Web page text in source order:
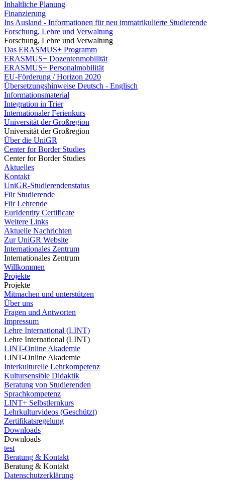
Inhaltliche Planung
Finanzierung
Ins Ausland - Informationen für neu immatrikulierte Studierende
Forschung, Lehre und Verwaltung
Forschung, Lehre und Verwaltung
Das ERASMUS+ Programm
ERASMUS+ Dozentenmobilität
ERASMUS+ Personalmobilität
EU-Förderung / Horizon 2020
Übersetzungshinweise Deutsch - Englisch
Informationsmaterial
Integration in Trier
Internationaler Ferienkurs
Universität der Großregion
Universität der Großregion
Über die UniGR
Center for Border Studies
Center for Border Studies
Aktuelles
Kontakt
UniGR-Studierendenstatus
Für Studierende
Für Lehrende
EurIdentity Certificate
Weitere Links
Aktuelle Nachrichten
Zur UniGR Website
Internationales Zentrum
Internationales Zentrum
Willkommen
Projekte
Projekte
Mitmachen und unterstützen
Über uns
Fragen und Antworten
Impressum
Lehre International (LINT)
Lehre International (LINT)
LINT-Online Akademie
LINT-Online Akademie
Interkulturelle Lehrkompetenz
Kultursensible Didaktik
Beratung von Studierenden
Sprachkompetenz
LINT+ Selbstlernkurs
Lehrkulturvideos (Geschützt)
Zertifikatsregelung
Downloads
Downloads
test
Beratung & Kontakt
Beratung & Kontakt
Datenschutzerklärung